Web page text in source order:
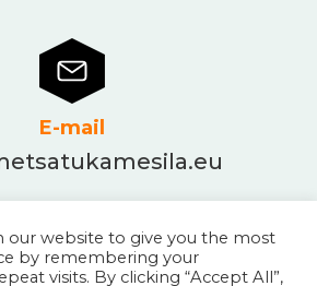
E-mail
our website to give you the most
by remembering your
visits. By clicking “Accept All”,